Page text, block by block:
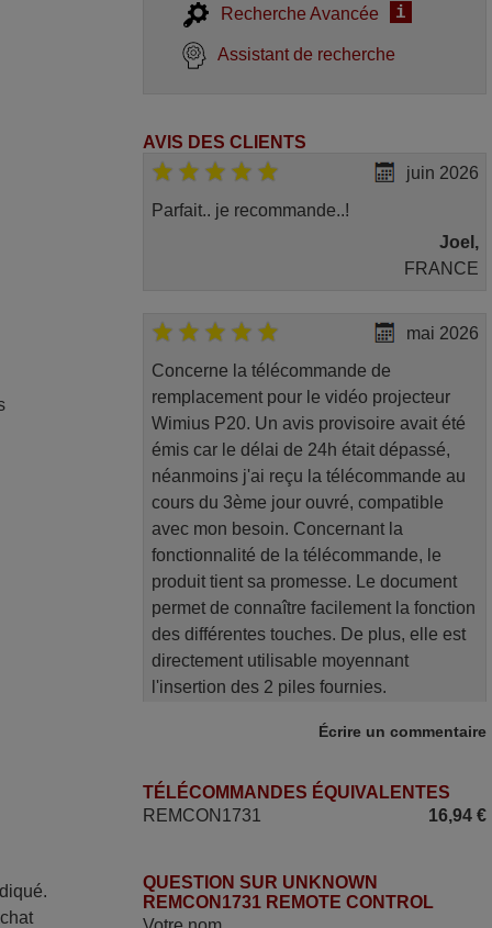
Recherche Avancée i
Assistant de recherche
AVIS DES CLIENTS
juin 2026
Parfait.. je recommande..!
Joel,
FRANCE
mai 2026
Concerne la télécommande de
remplacement pour le vidéo projecteur
Wimius P20. Un avis provisoire avait été
émis car le délai de 24h était dépassé,
néanmoins j'ai reçu la télécommande au
cours du 3ème jour ouvré, compatible
avec mon besoin. Concernant la
fonctionnalité de la télécommande, le
produit tient sa promesse. Le document
permet de connaître facilement la fonction
des différentes touches. De plus, elle est
directement utilisable moyennant
l'insertion des 2 piles fournies.
mars 2026
service rapide super.
Frank,
Écrire un commentaire
TÉLÉCOMMANDES ÉQUIVALENTES
16,94 €
REMCON1731
QUESTION SUR UNKNOWN
REMCON1731 REMOTE CONTROL